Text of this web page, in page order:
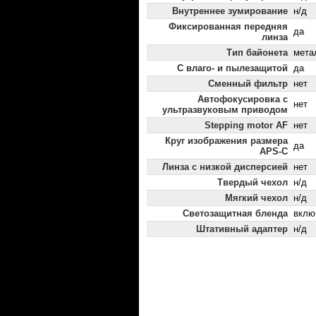
Внутреннее зумирование н/д
Фиксированная передняя
линза
да
Тип байонета
С влаго- и пылезащитой да
Сменный фильтр нет
Автофокусировка с
ультразвуковым приводом
нет
Stepping motor AF нет
Круг изображения размера
APS-C
да
Линза с низкой дисперсией
нет
Твердый чехол н/д
Мягкий чехол н/д
Светозащитная бленда
Штативный адаптер н/д